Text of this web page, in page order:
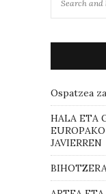
Ospatzea
HALA ETA
JAVIERREN